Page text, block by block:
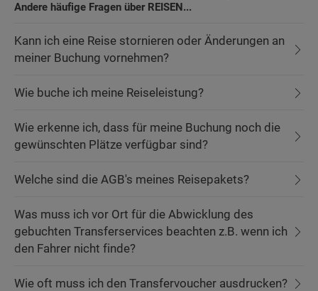
Andere häufige Fragen über REISEN...
Kann ich eine Reise stornieren oder Änderungen an
meiner Buchung vornehmen?
Wie buche ich meine Reiseleistung?
Wie erkenne ich, dass für meine Buchung noch die
gewünschten Plätze verfügbar sind?
Welche sind die AGB's meines Reisepakets?
Was muss ich vor Ort für die Abwicklung des
gebuchten Transferservices beachten z.B. wenn ich
den Fahrer nicht finde?
Wie oft muss ich den Transfervoucher ausdrucken?